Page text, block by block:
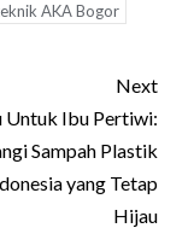
AKA Bogor
Next
Untuk Ibu Pertiwi:
Sampah Plastik
yang Tetap
Hijau